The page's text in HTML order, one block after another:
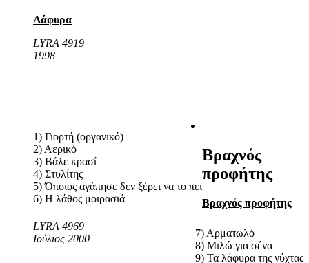
Λάφυρα
LYRA 4919
1998
1) Γιορτή (οργανικό)
2) Αερικό
3) Βάλε κρασί
4) Στυλίτης
5) Όποιος αγάπησε δεν ξέρει να το πει
6) Η λάθος μοιρασιά
7) Αρματωλό
8) Μιλώ για σένα
9) Τα λάφυρα της νύχτας
Βραχνός
προφήτης
Βραχνός προφήτης
LYRA 4969
Ιούλιος 2000